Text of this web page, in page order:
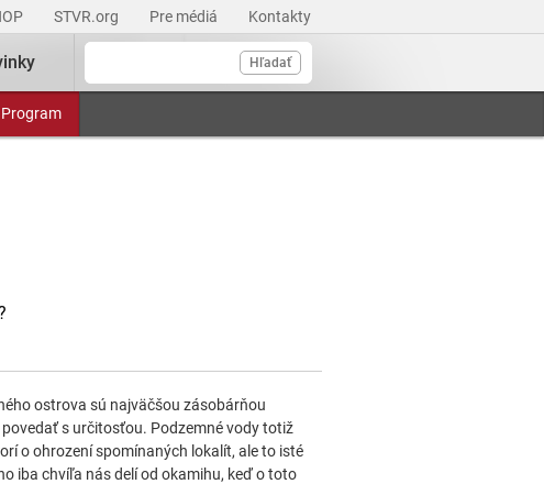
STVR.org Pre médiá Kontakty
Hľadať
Program
ostrova sú najväčšou zásobárňou
povedať s určitosťou. Podzemné vody totiž
o ohrození spomínaných lokalít, ale to isté
iba chvíľa nás delí od okamihu, keď o toto